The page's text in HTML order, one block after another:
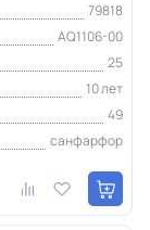
79818
AQ1106-00
25
10 лет
49
санфарфор